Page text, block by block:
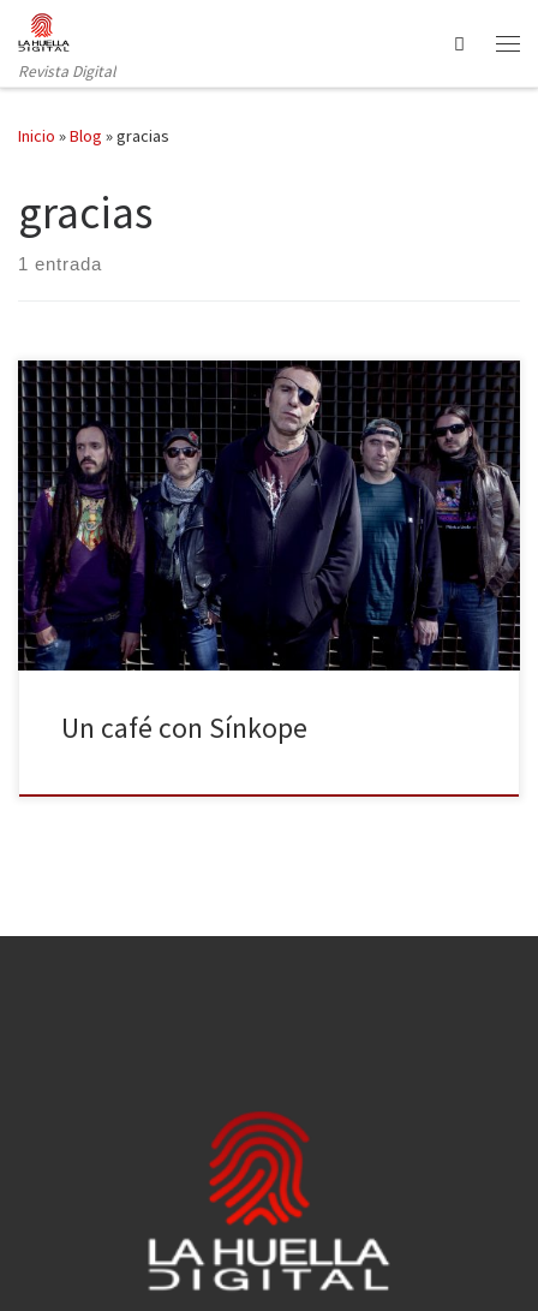
Saltar al contenido
Revista Digital
Search
Inicio »Blog »gracias
gracias
1 entrada
“No te olvides de decir que está de puta madre hecho. El diseño
es una pasada y el disco es una preciosidad”, recuerda Vito
Íñiguez, cantante de Sínkope, mientras nos despedimos. “Han
hecho un currazo increíble”, añade. Se refiere al equipo de Rock
Estatal Records, responsables de la edición de […]
Un café con Sínkope